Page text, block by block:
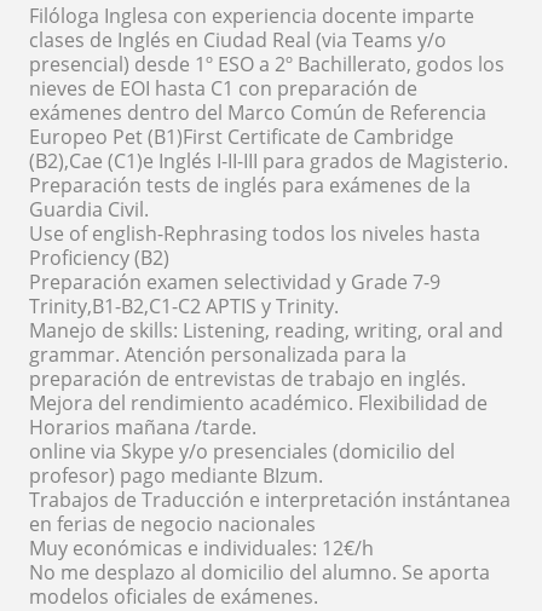
Filóloga Inglesa con experiencia docente imparte
clases de Inglés en Ciudad Real (via Teams y/o
presencial) desde 1º ESO a 2º Bachillerato, godos los
nieves de EOI hasta C1 con preparación de
exámenes dentro del Marco Común de Referencia
Europeo Pet (B1)First Certificate de Cambridge
(B2),Cae (C1)e Inglés I-II-III para grados de Magisterio.
Preparación tests de inglés para exámenes de la
Guardia Civil.
Use of english-Rephrasing todos los niveles hasta
Proficiency (B2)
Preparación examen selectividad y Grade 7-9
Trinity,B1-B2,C1-C2 APTIS y Trinity.
Manejo de skills: Listening, reading, writing, oral and
grammar. Atención personalizada para la
preparación de entrevistas de trabajo en inglés.
Mejora del rendimiento académico. Flexibilidad de
Horarios mañana /tarde.
online via Skype y/o presenciales (domicilio del
profesor) pago mediante BIzum.
Trabajos de Traducción e interpretación instántanea
en ferias de negocio nacionales
Muy económicas e individuales: 12€/h
No me desplazo al domicilio del alumno. Se aporta
modelos oficiales de exámenes.